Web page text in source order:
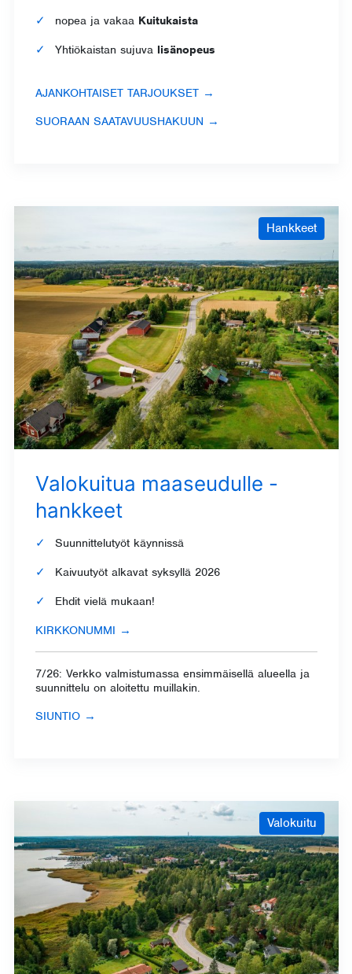
nopea ja vakaa Kuitukaista
Yhtiökaistan sujuva lisänopeus
AJANKOHTAISET TARJOUKSET →
SUORAAN SAATAVUUSHAKUUN →
Hankkeet
Valokuitua maaseudulle -
hankkeet
Suunnittelutyöt käynnissä
Kaivuutyöt alkavat syksyllä 2026
Ehdit vielä mukaan!
KIRKKONUMMI →
7/26: Verkko valmistumassa ensimmäisellä alueella ja
suunnittelu on aloitettu muillakin.
SIUNTIO →
Valokuitu